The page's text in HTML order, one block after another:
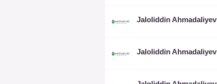
Jaloliddin Ahmadaliyev
Jaloliddin Ahmadaliyev